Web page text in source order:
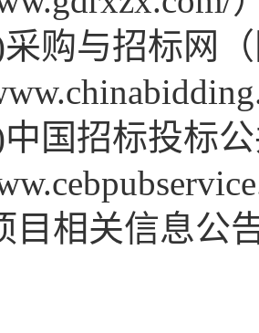
与招标网（
招标投标公
相关信息公告